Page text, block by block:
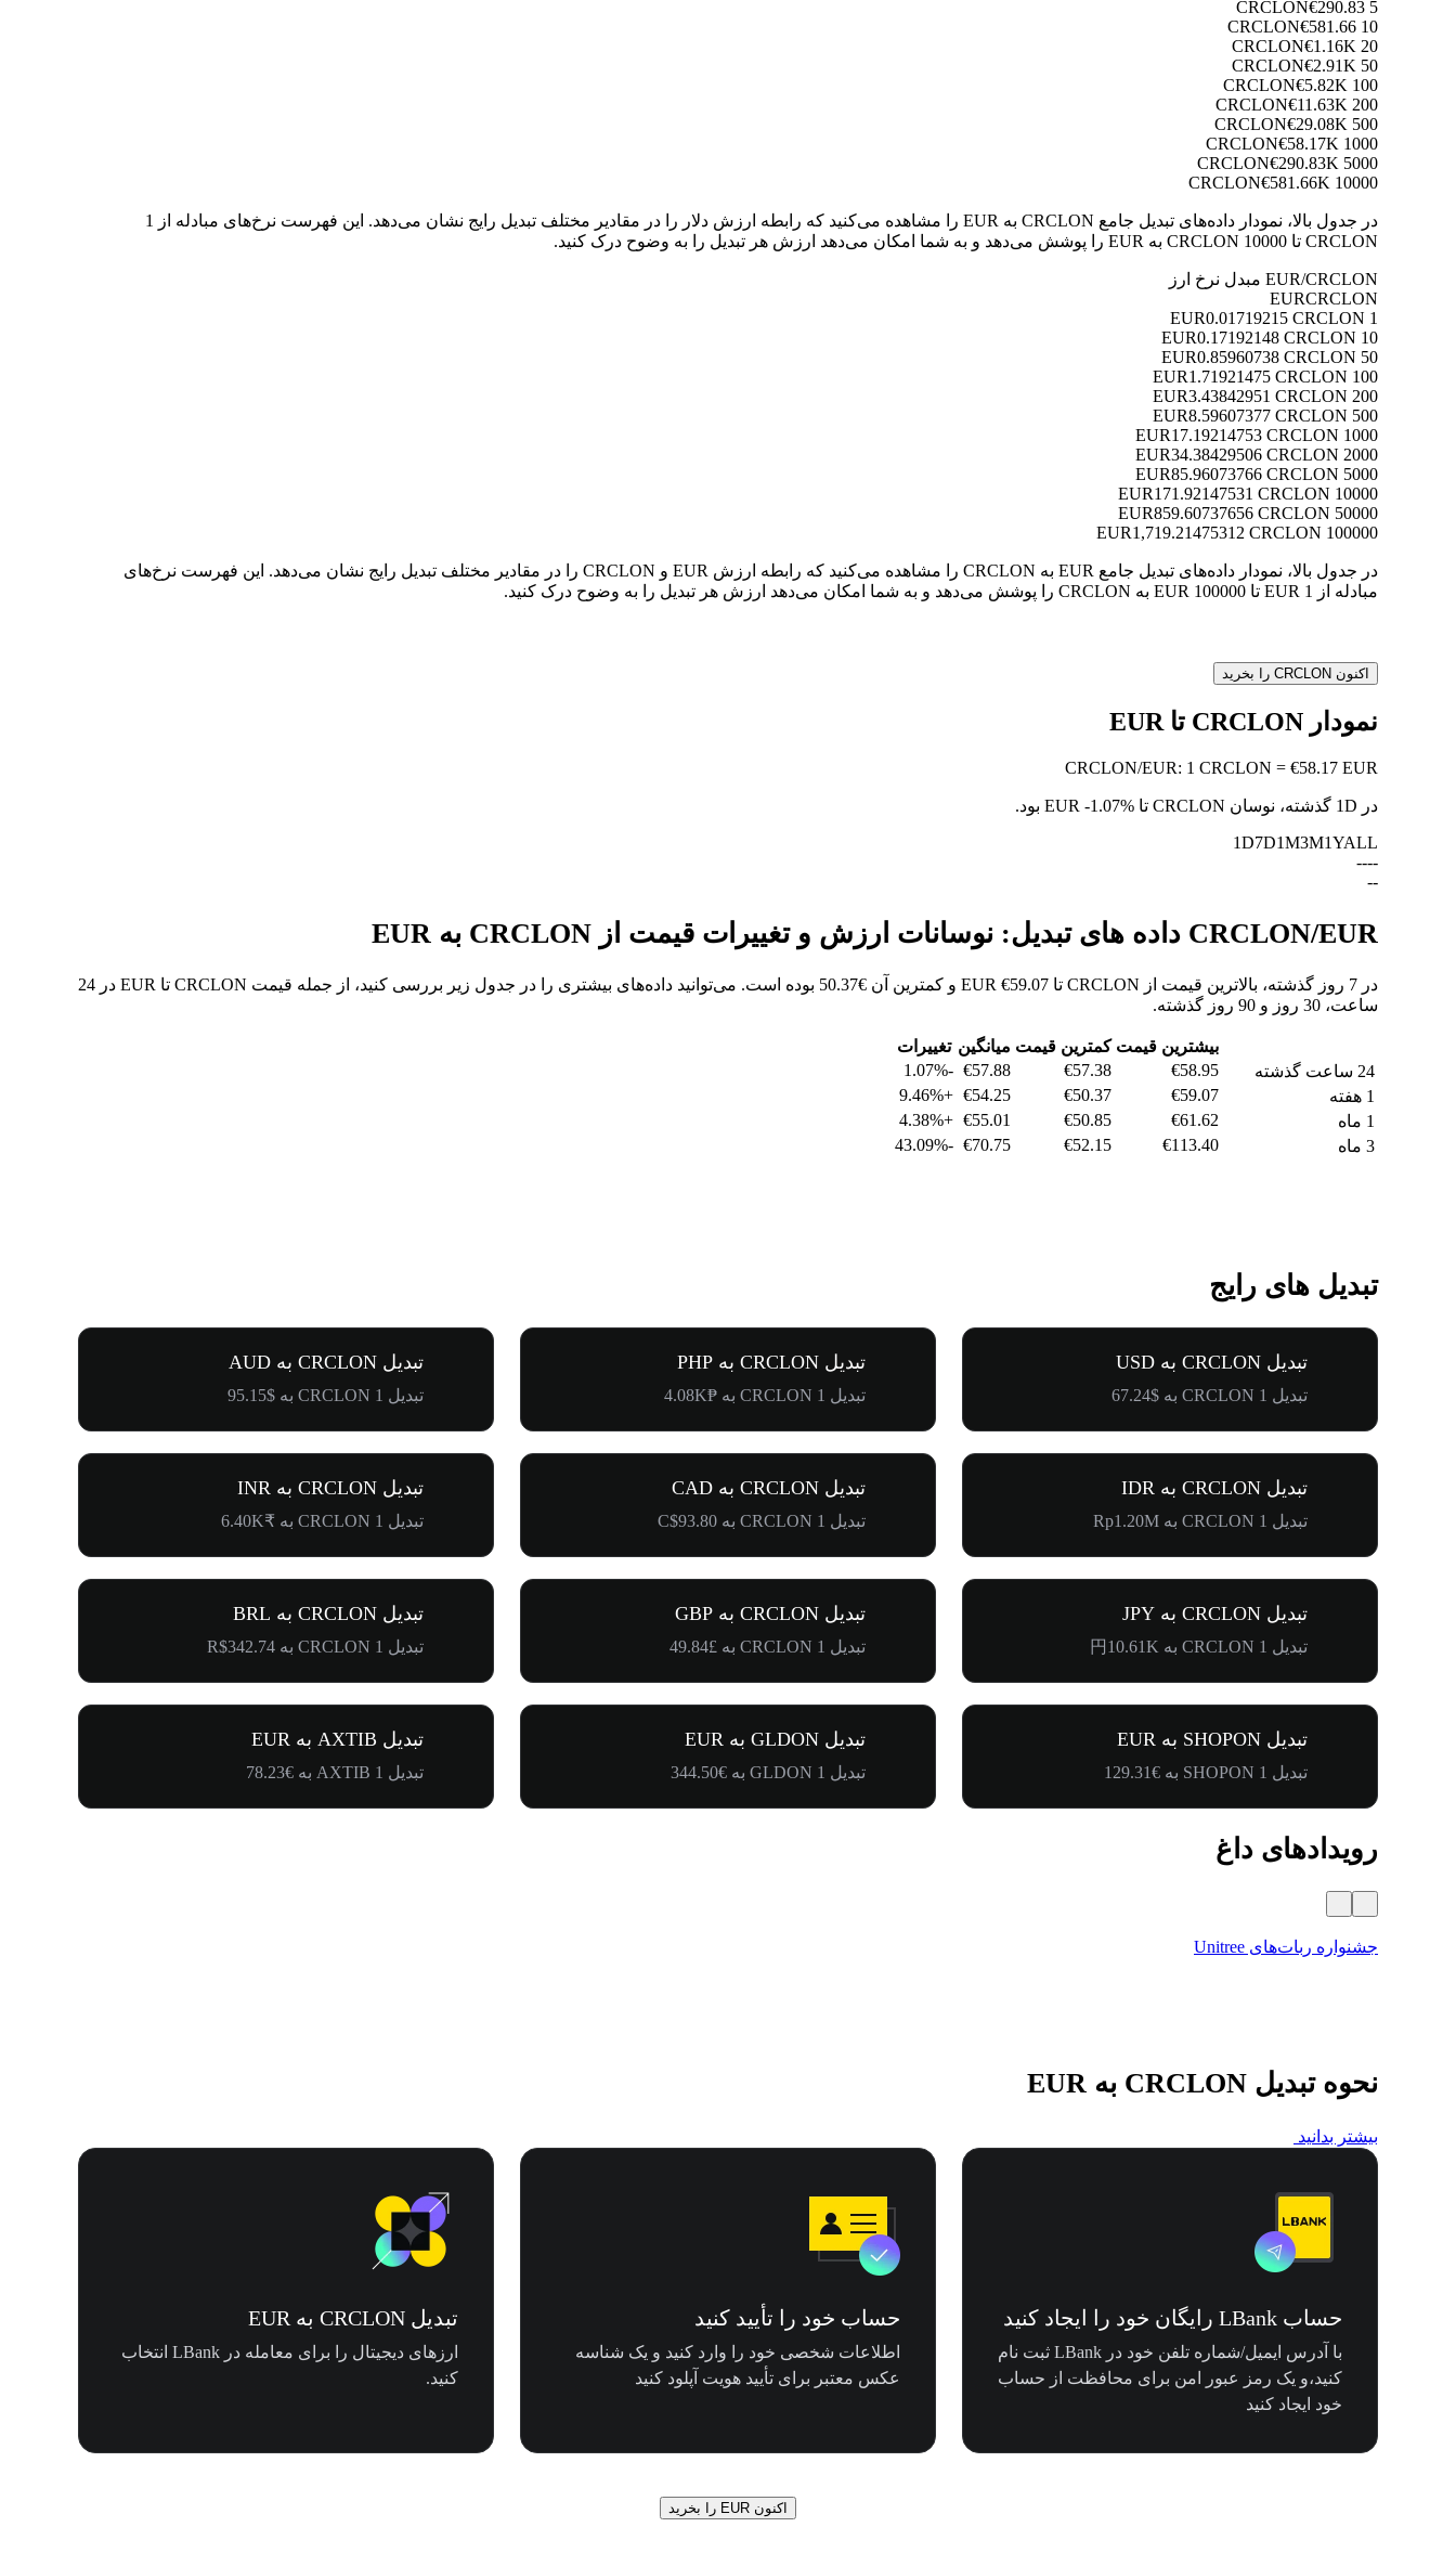
5 CRCLON
€290.83
10 CRCLON
€581.66
20 CRCLON
€1.16K
50 CRCLON
€2.91K
100 CRCLON
€5.82K
200 CRCLON
€11.63K
500 CRCLON
€29.08K
1000 CRCLON
€58.17K
5000 CRCLON
€290.83K
10000 CRCLON
€581.66K
در جدول بالا، نمودار داده‌های تبدیل جامع CRCLON به EUR را مشاهده می‌کنید که رابطه ارزش دلار را در مقادیر مختلف تبدیل رایج نشان می‌دهد. این فهرست نرخ‌های مبادله از 1
CRCLON تا 10000 CRCLON به EUR را پوشش می‌دهد و به شما امکان می‌دهد ارزش هر تبدیل را به وضوح درک کنید.
EUR/CRCLON مبدل نرخ ارز
EURCRCLON
1 EUR
0.01719215 CRCLON
10 EUR
0.17192148 CRCLON
50 EUR
0.85960738 CRCLON
100 EUR
1.71921475 CRCLON
200 EUR
3.43842951 CRCLON
500 EUR
8.59607377 CRCLON
1000 EUR
17.19214753 CRCLON
2000 EUR
34.38429506 CRCLON
5000 EUR
85.96073766 CRCLON
10000 EUR
171.92147531 CRCLON
50000 EUR
859.60737656 CRCLON
100000 EUR
1,719.21475312 CRCLON
در جدول بالا، نمودار داده‌های تبدیل جامع EUR به CRCLON را مشاهده می‌کنید که رابطه ارزش EUR و CRCLON را در مقادیر مختلف تبدیل رایج نشان می‌دهد. این فهرست نرخ‌های
مبادله از 1 EUR تا 100000 EUR به CRCLON را پوشش می‌دهد و به شما امکان می‌دهد ارزش هر تبدیل را به وضوح درک کنید.
اکنون CRCLON را بخرید
نمودار CRCLON تا EUR
CRCLON/EUR: 1 CRCLON = €58.17 EUR
در 1D گذشته، نوسان CRCLON تا EUR -1.07%
بود.
1D7D1M3M1YALL
--
--
--
CRCLON/EUR داده های تبدیل: نوسانات ارزش و تغییرات قیمت از CRCLON به EUR
در 7 روز گذشته، بالاترین قیمت از CRCLON تا EUR €59.07 و کمترین آن €50.37 بوده است. می‌توانید داده‌های بیشتری را در جدول زیر بررسی کنید، از جمله قیمت CRCLON تا EUR در 24
ساعت، 30 روز و 90 روز گذشته.
بیشترین قیمت کمترین قیمت میانگین تغییرات
24 ساعت گذشته
€58.95
€57.38
€57.88
-1.07%
1 هفته
€59.07
€50.37
€54.25
+9.46%
1 ماه
€61.62
€50.85
€55.01
+4.38%
3 ماه
€113.40
€52.15
€70.75
-43.09%
تبدیل های رایج
تبدیل CRCLON به USD
تبدیل 1 CRCLON به $67.24
تبدیل CRCLON به PHP
تبدیل 1 CRCLON به ₱4.08K
تبدیل CRCLON به AUD
تبدیل 1 CRCLON به $95.15
تبدیل CRCLON به IDR
تبدیل 1 CRCLON به Rp1.20M
تبدیل CRCLON به CAD
تبدیل 1 CRCLON به C$93.80
تبدیل CRCLON به INR
تبدیل 1 CRCLON به ₹6.40K
تبدیل CRCLON به JPY
تبدیل 1 CRCLON به 円10.61K
تبدیل CRCLON به GBP
تبدیل 1 CRCLON به £49.84
تبدیل CRCLON به BRL
تبدیل 1 CRCLON به R$342.74
تبدیل SHOPON به EUR
تبدیل 1 SHOPON به €129.31
تبدیل GLDON به EUR
تبدیل 1 GLDON به €344.50
تبدیل AXTIB به EUR
تبدیل 1 AXTIB به €78.23
رویدادهای داغ
جشنواره ربات‌های Unitree
نحوه تبدیل CRCLON به EUR
بیشتر بدانید
حساب LBank رایگان خود را ایجاد کنید
با آدرس ایمیل/شماره تلفن خود در LBank ثبت نام
کنید،و یک رمز عبور امن برای محافظت از حساب
خود ایجاد کنید
حساب خود را تأیید کنید
اطلاعات شخصی خود را وارد کنید و یک شناسه
عکس معتبر برای تأیید هویت آپلود کنید
تبدیل CRCLON به EUR
ارزهای دیجیتال را برای معامله در LBank انتخاب
کنید.
اکنون EUR را بخرید